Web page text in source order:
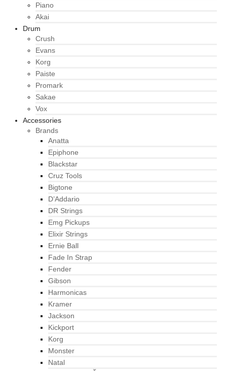
Piano
Akai
Drum
Crush
Evans
Korg
Paiste
Promark
Sakae
Vox
Accessories
Brands
Anatta
Epiphone
Blackstar
Cruz Tools
Bigtone
D’Addario
DR Strings
Emg Pickups
Elixir Strings
Ernie Ball
Fade In Strap
Fender
Gibson
Harmonicas
Kramer
Jackson
Kickport
Korg
Monster
Natal